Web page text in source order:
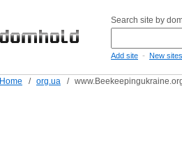
Search site by
Add site - New sites
Home / org.ua /